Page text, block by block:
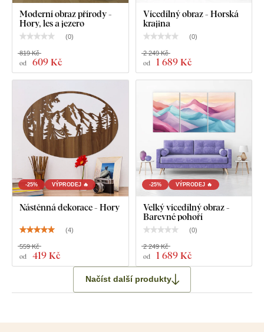
Moderní obraz přírody -
Hory, les a jezero
(0)
od 609 Kč
819 Kč
Vícedílný obraz - Horská
krajina
(0)
od 1 689 Kč
2 249 Kč
-25% VÝPRODEJ 🔥
Nástěnná dekorace - Hory
(4)
od 419 Kč
559 Kč
-25% VÝPRODEJ 🔥
Velký vícedílný obraz -
Barevné pohoří
(0)
od 1 689 Kč
2 249 Kč
Načíst další produkty